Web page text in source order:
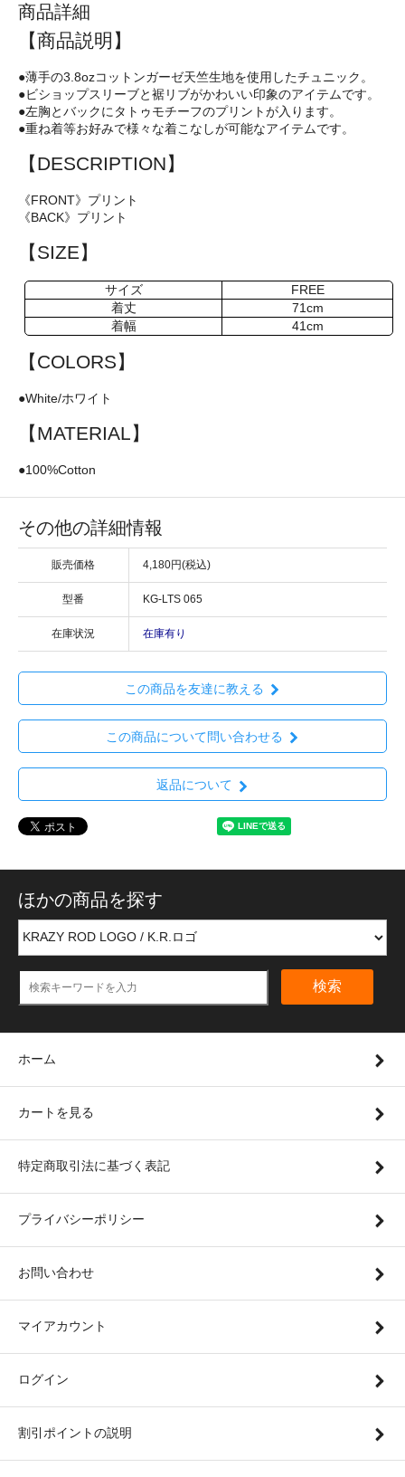
商品詳細
【商品説明】
●薄手の3.8ozコットンガーゼ天竺生地を使用したチュニック。
●ビショップスリーブと裾リブがかわいい印象のアイテムです。
●左胸とバックにタトゥモチーフのプリントが入ります。
●重ね着等お好みで様々な着こなしが可能なアイテムです。
【DESCRIPTION】
《FRONT》プリント
《BACK》プリント
【SIZE】
サイズ
FREE
着丈
71cm
着幅
41cm
【COLORS】
●White/ホワイト
【MATERIAL】
●100%Cotton
その他の詳細情報
販売価格 4,180円(税込)
型番 KG-LTS 065
在庫状況 在庫有り
この商品を友達に教える
この商品について問い合わせる
返品について
ほかの商品を探す
検索
ホーム
カートを見る
特定商取引法に基づく表記
プライバシーポリシー
お問い合わせ
マイアカウント
ログイン
割引ポイントの説明